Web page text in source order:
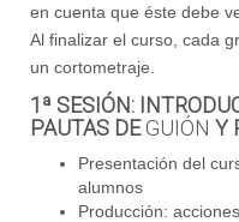
en cuenta que éste debe
Al finalizar el curso, cada
un cortometraje.
1ª SESIÓN:
PAUTAS DEGUIÓN Y
Presentación del
alumnos
Producción: